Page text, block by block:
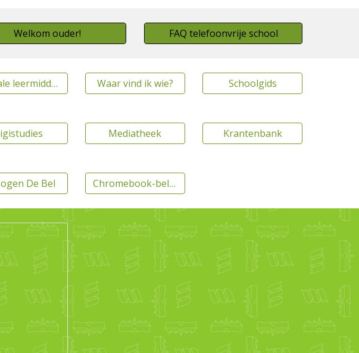
Welkom ouder! FAQ telefoonvrije school
Digitale leermiddelen Waar vind ik wie? Schoolgids
Mediatheek Krantenbank
De Bel Chromebook-beleid